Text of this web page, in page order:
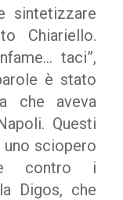
sintetizzare
Chiariello.
taci”,
è stato
che aveva
Questi
sciopero
contro i
Digos, che